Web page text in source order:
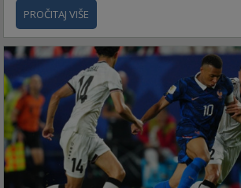
PROČITAJ VIŠE